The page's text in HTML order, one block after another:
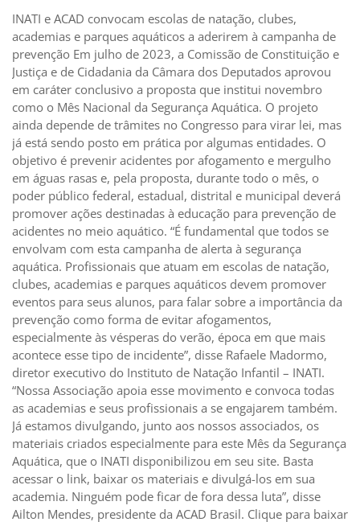
INATI e ACAD convocam escolas de natação, clubes,
academias e parques aquáticos a aderirem à campanha de
prevenção Em julho de 2023, a Comissão de Constituição e
Justiça e de Cidadania da Câmara dos Deputados aprovou
em caráter conclusivo a proposta que institui novembro
como o Mês Nacional da Segurança Aquática. O projeto
ainda depende de trâmites no Congresso para virar lei, mas
já está sendo posto em prática por algumas entidades. O
objetivo é prevenir acidentes por afogamento e mergulho
em águas rasas e, pela proposta, durante todo o mês, o
poder público federal, estadual, distrital e municipal deverá
promover ações destinadas à educação para prevenção de
acidentes no meio aquático. “É fundamental que todos se
envolvam com esta campanha de alerta à segurança
aquática. Profissionais que atuam em escolas de natação,
clubes, academias e parques aquáticos devem promover
eventos para seus alunos, para falar sobre a importância da
prevenção como forma de evitar afogamentos,
especialmente às vésperas do verão, época em que mais
acontece esse tipo de incidente”, disse Rafaele Madormo,
diretor executivo do Instituto de Natação Infantil – INATI.
“Nossa Associação apoia esse movimento e convoca todas
as academias e seus profissionais a se engajarem também.
Já estamos divulgando, junto aos nossos associados, os
materiais criados especialmente para este Mês da Segurança
Aquática, que o INATI disponibilizou em seu site. Basta
acessar o link, baixar os materiais e divulgá-los em sua
academia. Ninguém pode ficar de fora dessa luta”, disse
Ailton Mendes, presidente da ACAD Brasil. Clique para baixar